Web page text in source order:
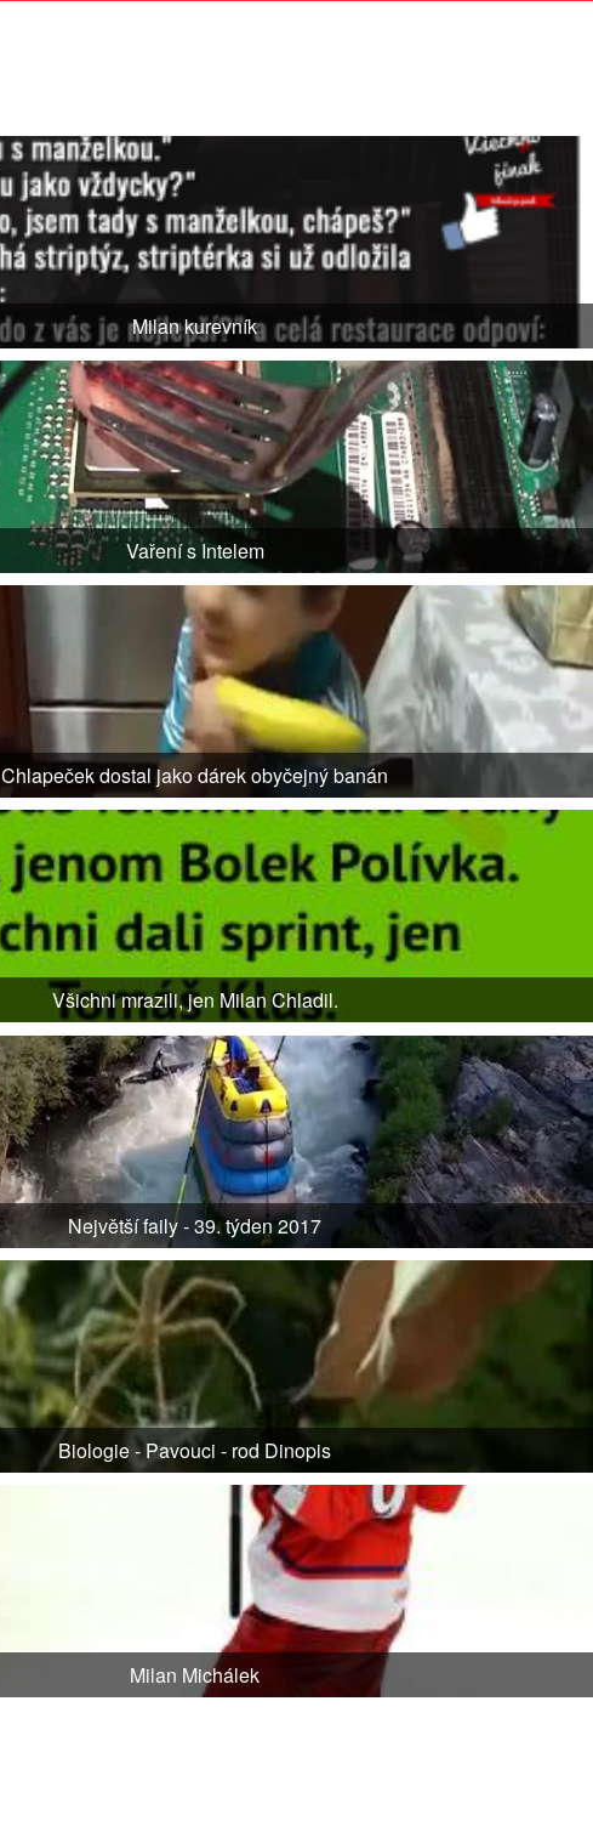
Milan kurevník
Vaření s Intelem
Chlapeček dostal jako dárek obyčejný banán
Všichni mrazili, jen Milan Chladil.
Největší faily - 39. týden 2017
Biologie - Pavouci - rod Dinopis
Milan Michálek